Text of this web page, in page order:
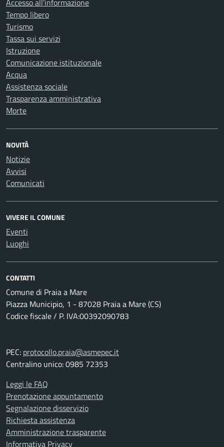
Accesso all'informazione
Tempo libero
Turismo
Tassa sui servizi
Istruzione
Comunicazione istituzionale
Acqua
Assistenza sociale
Trasparenza amministrativa
Morte
NOVITÀ
Notizie
Avvisi
Comunicati
VIVERE IL COMUNE
Eventi
Luoghi
CONTATTI
Comune di Praia a Mare
Piazza Municipio, 1 - 87028 Praia a Mare (CS)
Codice fiscale / P. IVA:00392090783
PEC: protocollo.praia@asmepec.it
Centralino unico: 0985 72353
Leggi le FAQ
Prenotazione appuntamento
Segnalazione disservizio
Richiesta assistenza
Amministrazione trasparente
Informativa Privacy